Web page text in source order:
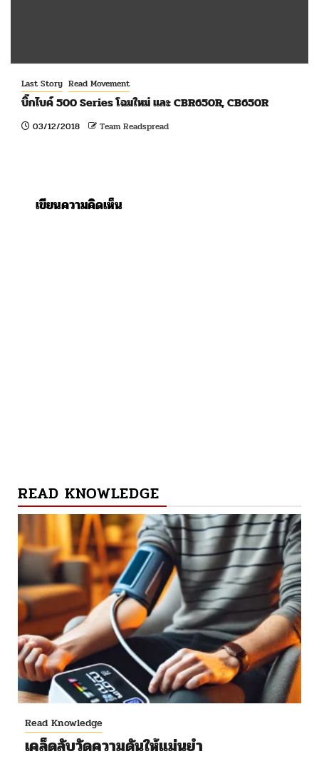
Last Story Read Movement
บิ๊กไบค์ 500 Series โฉมใหม่ และ CBR650R, CB650R
03/12/2018 Team Readspread
เขียนความคิดเห็น
READ KNOWLEDGE
Read Knowledge
เคล็ดลับวัดความดันให้แม่นยำ